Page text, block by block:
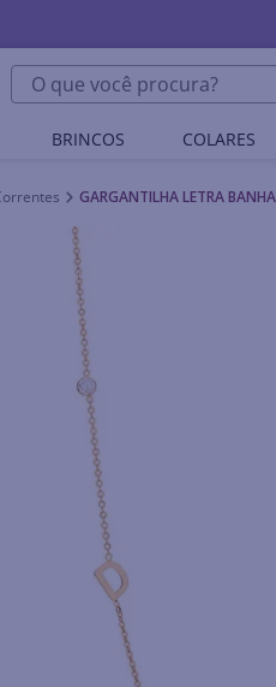
O que você procura?
BRINCOS COLARES
GARGANTILHA LETRA